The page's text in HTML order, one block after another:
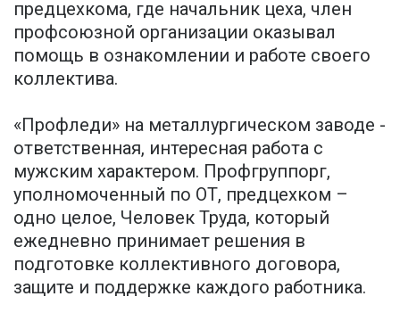
предцехкома, где начальник цеха, член
профсоюзной организации оказывал
помощь в ознакомлении и работе своего
коллектива.
«Профледи» на металлургическом заводе -
ответственная, интересная работа с
мужским характером. Профгруппорг,
уполномоченный по ОТ, предцехком –
одно целое, Человек Труда, который
ежедневно принимает решения в
подготовке коллективного договора,
защите и поддержке каждого работника.